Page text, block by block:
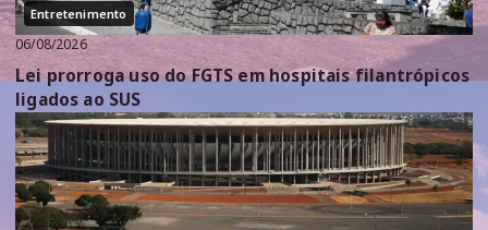
Entretenimento
06/08/2026
Lei prorroga uso do FGTS em hospitais filantrópicos
ligados ao SUS